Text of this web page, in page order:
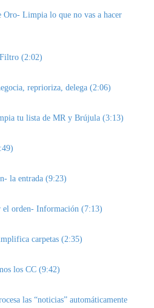
Oro- Limpia lo que no vas a hacer
(2:02)
reprioriza, delega (2:06)
tu lista de MR y Brújula (3:13)
la entrada (9:23)
el orden- Información (7:13)
carpetas (2:35)
los CC (9:42)
las “noticias” automáticamente